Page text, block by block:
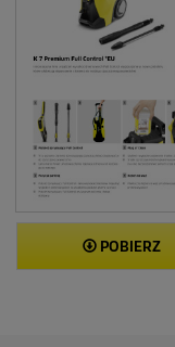
POBIERZ